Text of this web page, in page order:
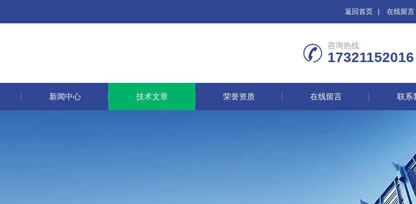
返回首页 | 在线留言
咨询热线
17321152016
新闻中心 技术文章 荣誉资质 在线留言 联系